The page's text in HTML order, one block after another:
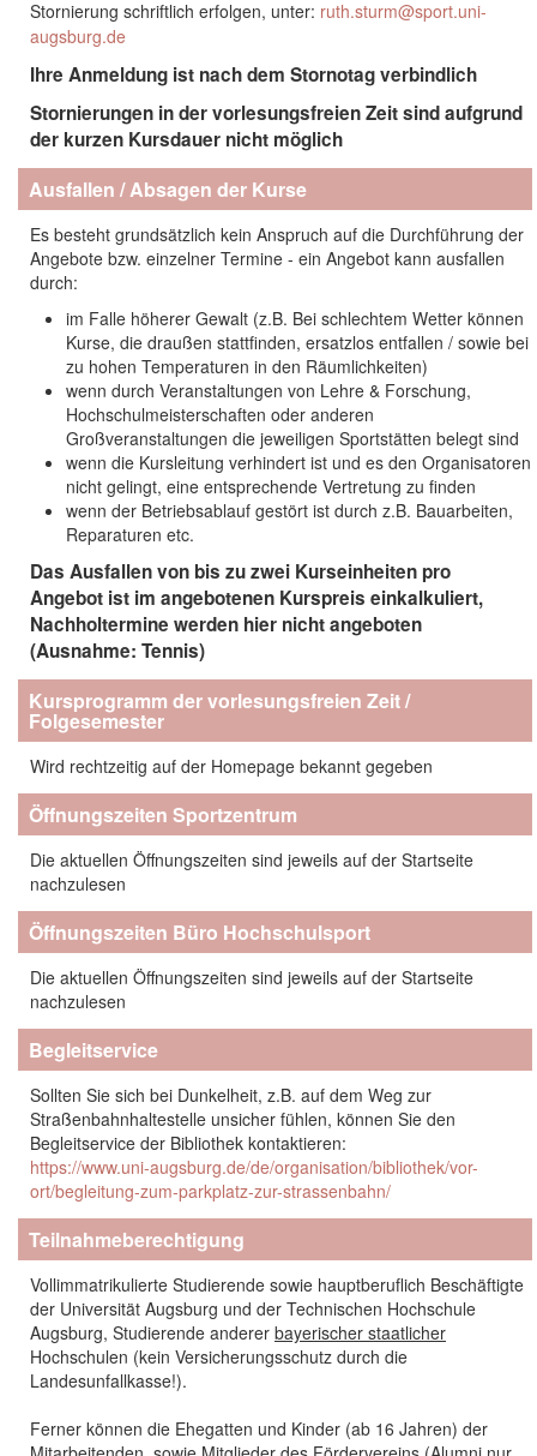
Stornierung schriftlich erfolgen, unter: ruth.sturm@sport.uni-
augsburg.de
Ihre Anmeldung ist nach dem Stornotag verbindlich
Stornierungen in der vorlesungsfreien Zeit sind aufgrund
der kurzen Kursdauer nicht möglich
Ausfallen / Absagen der Kurse
Es besteht grundsätzlich kein Anspruch auf die Durchführung der
Angebote bzw. einzelner Termine - ein Angebot kann ausfallen
durch:
im Falle höherer Gewalt (z.B. Bei schlechtem Wetter können
Kurse, die draußen stattfinden, ersatzlos entfallen / sowie bei
zu hohen Temperaturen in den Räumlichkeiten)
wenn durch Veranstaltungen von Lehre & Forschung,
Hochschulmeisterschaften oder anderen
Großveranstaltungen die jeweiligen Sportstätten belegt sind
wenn die Kursleitung verhindert ist und es den Organisatoren
nicht gelingt, eine entsprechende Vertretung zu finden
wenn der Betriebsablauf gestört ist durch z.B. Bauarbeiten,
Reparaturen etc.
Das Ausfallen von bis zu zwei Kurseinheiten pro
Angebot ist im angebotenen Kurspreis einkalkuliert,
Nachholtermine werden hier nicht angeboten
(Ausnahme: Tennis)
Kursprogramm der vorlesungsfreien Zeit /
Folgesemester
Wird rechtzeitig auf der Homepage bekannt gegeben
Öffnungszeiten Sportzentrum
Die aktuellen Öffnungszeiten sind jeweils auf der Startseite
nachzulesen
Öffnungszeiten Büro Hochschulsport
Die aktuellen Öffnungszeiten sind jeweils auf der Startseite
nachzulesen
Begleitservice
Sollten Sie sich bei Dunkelheit, z.B. auf dem Weg zur
Straßenbahnhaltestelle unsicher fühlen, können Sie den
Begleitservice der Bibliothek kontaktieren:
https://www.uni-augsburg.de/de/organisation/bibliothek/vor-
ort/begleitung-zum-parkplatz-zur-strassenbahn/
Teilnahmeberechtigung
Vollimmatrikulierte Studierende sowie hauptberuflich Beschäftigte
der Universität Augsburg und der Technischen Hochschule
Augsburg, Studierende anderer bayerischer staatlicher
Hochschulen (kein Versicherungsschutz durch die
Landesunfallkasse!).
Ferner können die Ehegatten und Kinder (ab 16 Jahren) der